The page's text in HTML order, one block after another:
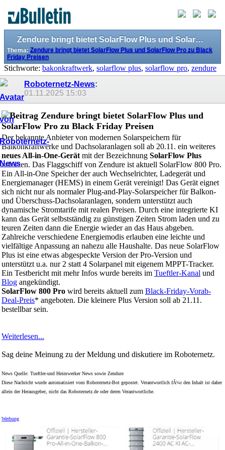
Zendure bringt bietet SolarFlow Plus und SolarFlow Pro zu Black Friday Preisen
Thema: Zendure bringt bietet SolarFlow Plus und SolarFlow Pro zu Black
Friday Preisen
Stichworte: bakonkraftwerk, solarflow plus, solarflow pro, zendure
Roboternetz-News:
01.11.2025 15:03
Zendure bringt bietet SolarFlow Plus und
SolarFlow Pro zu Black Friday Preisen
Der bekannte Anbieter von modernen Solarspeichern für
Balkonkraftwerke und Dachsolaranlagen soll ab 20.11. ein weiteres
neues All-in-One-Gerät mit der Bezeichnung SolarFlow Plus
anbieten. Das Flaggschiff von Zendure ist aktuell SolarFlow 800 Pro.
Ein All-in-One Speicher der auch Wechselrichter, Ladegerät und
Energiemanager (HEMS) in einem Gerät vereinigt! Das Gerät eignet
sich nicht nur als normaler Plug-and-Play-Solarspeicher für Balkon-
und Überschuss-Dachsolaranlagen, sondern unterstützt auch
dynamische Stromtarife mit realen Preisen. Durch eine integrierte KI
kann das Gerät selbstständig zu günstigen Zeiten Strom laden und zu
teuren Zeiten dann die Energie wieder an das Haus abgeben.
Zahlreiche verschiedene Energiemodis erlauben eine leichte und
vielfältige Anpassung an nahezu alle Haushalte. Das neue SolarFlow
Plus ist eine etwas abgespeckte Version der Pro-Version und
unterstützt u.a. nur 2 statt 4 Solarpanel mit eigenem MPPT-Tracker.
Ein Testbericht mit mehr Infos wurde bereits im Tueftler-Kanal und
Blog angekündigt.
SolarFlow 800 Pro wird bereits aktuell zum Black-Friday-Vorab-
Deal-Preis* angeboten. Die kleinere Plus Version soll ab 21.11.
bestellbar sein.
Weiterlesen...
Sag deine Meinung zu der Meldung und diskutiere im Roboternetz.
News Quelle: Tueftler-und Heimwerker News sowie Zendure
Diese Nachricht wurde automatisiert vom Roboternetz-Bot gepostet. Verantwortlich fÃ¼r den Inhalt ist daher
allein der Herausgeber, nicht das Roboternetz.de oder deren Verantwortliche.
Werbung